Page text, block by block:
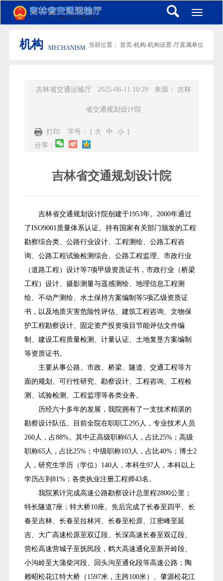
Toggle
机构 MECHANISM 当前位置： 首页-机构-机构设置-厅直属单位
吉林省交通运输厅 2025-06-11 10:29 来源： 吉林
省交通规划设计院
打印 字号： [ 大 中 小 ]
分享：
吉林省交通规划设计院
吉林省交通规划设计院创建于1953年。2000年通过
了ISO9001质量体系认证。持有国家有关部门颁发的工程
勘察综合类、公路行业设计、工程测绘、公路工程咨
询、公路工程试验检测综合、公路工程监理、市政行业
（道路工程）设计等7项甲级资质证书，市政行业（桥梁
工程）设计、摄影测量与遥感测绘、地理信息工程测
绘、不动产测绘、水土保持方案编制等5项乙级资质证
书，以及地质灾害危险性评估、建筑工程咨询、文物保
护工程勘察设计、固定资产投资项目节能评估文件编
制、建设工程质量检测、计量认证、土地复垦方案编制
等资质证书。
主要从事公路、市政、桥梁、隧道、交通工程等方
面的规划、可行性研究、勘察设计、工程咨询、工程检
测、试验检测、工程监理等各类业务。
历经六十多年的发展，我院拥有了一支技术精湛的
勘察设计队伍。目前全院在职职工295人，专业技术人员
260人，占88%。其中正高级职称65人，占比25%；高级
职称65人，占比25%；中级职称103人，占比40%；博士2
人，研究生学历（学位）140人，本科生97人，本科以上
学历占到81%；各类执业注册工程师43名。
我院累计完成高速公路勘察设计总里程2800公里；
特长隧道7座；特大桥10座。先后完成了长春至四平、长
春至吉林、长春至拉林河、长春至松原、江密峰至延
吉、大广高速松原至双辽段、长深高速长春至双辽段、
营松高速营城子至抚民段，鹤大高速通化至新开岭段、
小沟岭至大蒲柴河段、回头沟至通化段等高速公路；陶
赖昭松花江特大桥（1597米，主跨100米）、肇源松花江